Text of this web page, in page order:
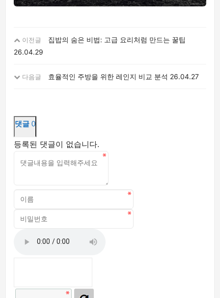
이전글
집밥의 숨은 비법: 고급 요리처럼 만드는 꿀팁
26.04.29
다음글 효율적인 주방을 위한 레인지 비교 분석 26.04.27
댓글 0
등록된 댓글이 없습니다.